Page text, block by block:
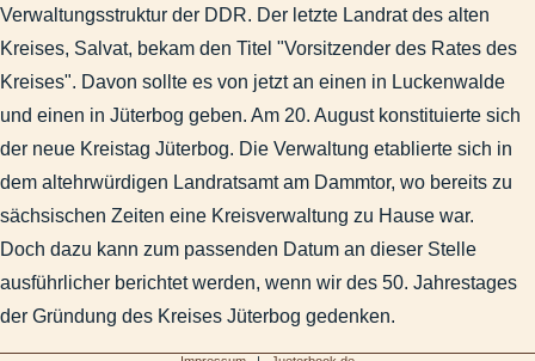
Verwaltungsstruktur der DDR. Der letzte Landrat des alten
Kreises, Salvat, bekam den Titel "Vorsitzender des Rates des
Kreises". Davon sollte es von jetzt an einen in Luckenwalde
und einen in Jüterbog geben. Am 20. August konstituierte sich
der neue Kreistag Jüterbog. Die Verwaltung etablierte sich in
dem altehrwürdigen Landratsamt am Dammtor, wo bereits zu
sächsischen Zeiten eine Kreisverwaltung zu Hause war.
Doch dazu kann zum passenden Datum an dieser Stelle
ausführlicher berichtet werden, wenn wir des 50. Jahrestages
der Gründung des Kreises Jüterbog gedenken.